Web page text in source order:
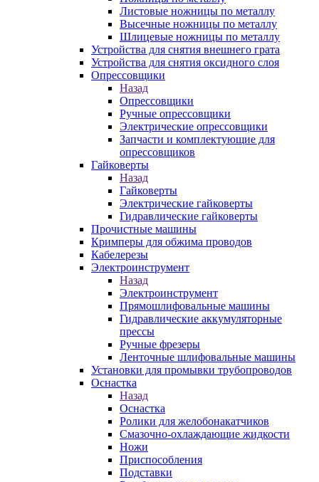
Листовые ножницы по металлу
Высечные ножницы по металлу
Шлицевые ножницы по металлу
Устройства для снятия внешнего грата
Устройства для снятия оксидного слоя
Опрессовщики
Назад
Опрессовщики
Ручные опрессовщики
Электрические опрессовщики
Запчасти и комплектующие для
опрессовщиков
Гайковерты
Назад
Гайковерты
Электрические гайковерты
Гидравлические гайковерты
Прочистные машины
Кримперы для обжима проводов
Кабелерезы
Электроинструмент
Назад
Электроинструмент
Прямошлифовальные машины
Гидравлические аккумуляторные
прессы
Ручные фрезеры
Ленточные шлифовальные машины
Установки для промывки трубопроводов
Оснастка
Назад
Оснастка
Ролики для желобонакатчиков
Смазочно-охлаждающие жидкости
Ножи
Приспособления
Подставки